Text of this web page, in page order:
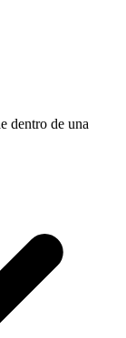
dentro de una